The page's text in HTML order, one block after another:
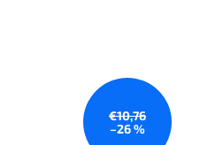
€10,76
–26 %